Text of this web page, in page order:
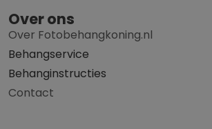
Over ons
Over Fotobehangkoning.nl
Behangservice
Behanginstructies
Contact